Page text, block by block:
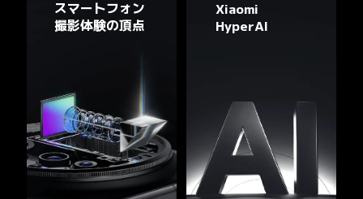
スマートフォン
撮影体験の頂点
Xiaomi
HyperAI